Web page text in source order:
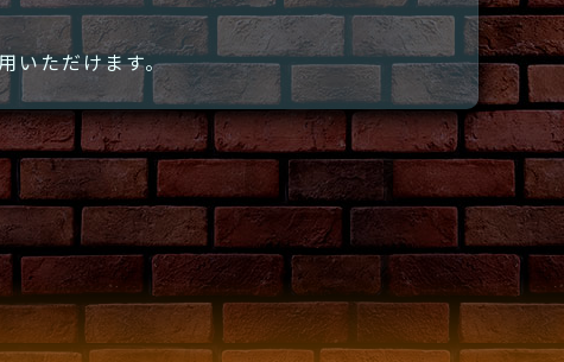
いただけます。